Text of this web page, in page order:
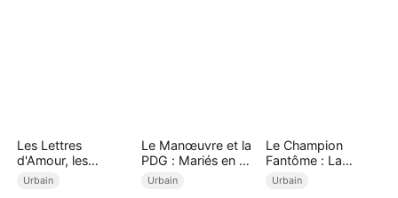
Les Lettres
d'Amour, les
Anciens Vœux
Urbain
Le Manœuvre et la
PDG : Mariés en 24
heures
Urbain
Le Champion
Fantôme : La
Revanche
Urbain